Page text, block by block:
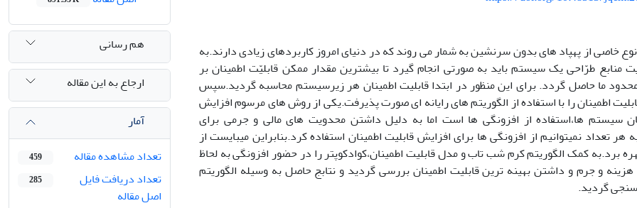
خاصی از پهپاد های بدون سرنشین به شمار می روند که در دنیای امروز کاربردهای زیادی دارند.به
منابع طرّاحی یک سیستم باید به صورتی انجام گیرد تا بیشترین مقدار ممکن قابلیّت اطمینان بر
ما حاصل گردد. برای این منظور در ابتدا قابلیت اطمینان هر زیرسیستم محاسبه گردید.سپس
اطمینان را با استفاده از الگوریتم های رایانه ای صورت پذیرفت.یکی از روش های مرسوم افزایش
سیستم ها،استفاده از افزونگی ها است اما به دلیل داشتن محدویت های مالی و جرمی برای
هر تعداد نمیتوانیم از افزونگی ها برای افزایش قابلیت اطمینان استفاده کرد.بنابراین میبایست از
برد.به کمک الگوریتم کرم شب تاب و مدل قابلیت اطمینان،کوادکوپتر را در حضور افزونگی به لحاظ
و جرم و داشتن بهینه ترین قابلیت اطمینان بررسی گردید و نتابج حاصل به وسیله الگوریتم
سنجی گردید.
هم رسانی
ارجاع به این مقاله
آمار
تعداد مشاهده مقاله
459
تعداد دریافت فایل
اصل مقاله
285